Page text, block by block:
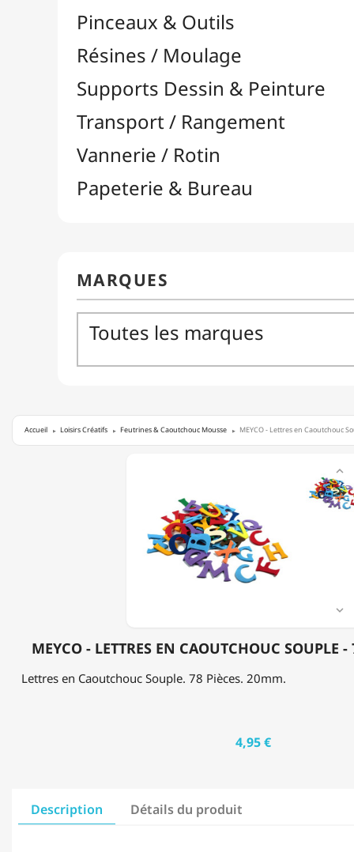
Accueil Loisirs Créatifs Feutrines & Caoutchouc Mousse MEYCO - Lettres en Caoutchouc
MEYCO - LETTRES EN CAOUTCHOUC SOUPLE


Lettres en Caoutchouc Souple. 78 Pièces. 20mm.
4,95 €
Description Détails du produit